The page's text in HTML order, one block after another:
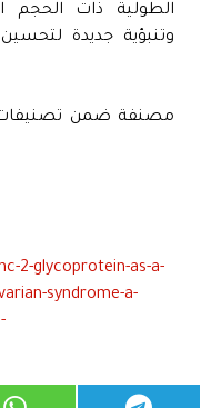
الطولية ذات
وتنبؤية جديدة لتحسين
2-glycoprotein-as-a-
syndrome-a-